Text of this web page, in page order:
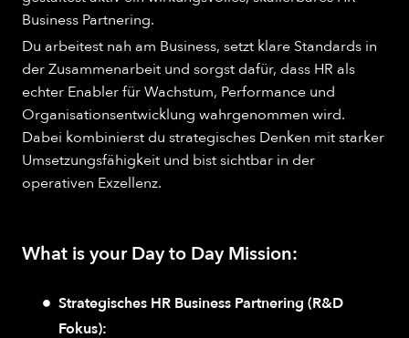
Business Partnering.
Du arbeitest nah am Business, setzt klare Standards in
der Zusammenarbeit und sorgst dafür, dass HR als
echter Enabler für Wachstum, Performance und
Organisationsentwicklung wahrgenommen wird.
Dabei kombinierst du strategisches Denken mit starker
Umsetzungsfähigkeit und bist sichtbar in der
operativen Exzellenz.
What is your Day to Day Mission:
Strategisches HR Business Partnering (R&D
Fokus):